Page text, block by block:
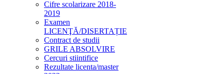
Cifre scolarizare 2018-
2019
Examen
LICENŢĂ/DISERTAȚIE
Contract de studii
GRILE ABSOLVIRE
Cercuri stiintifice
Rezultate licenta/master